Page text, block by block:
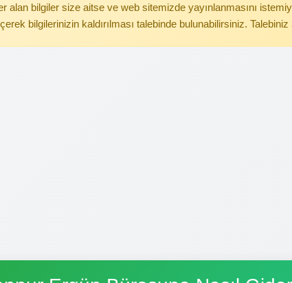
alan bilgiler size aitse ve web sitemizde yayınlanmasını
bilgilerinizin kaldırılması talebinde bulunabilirsiniz.